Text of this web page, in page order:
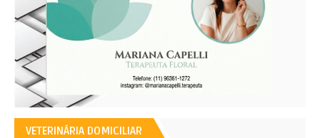
VETERINÁRIA DOMICILIAR